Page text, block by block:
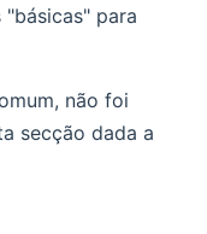
para
não foi
secção dada a